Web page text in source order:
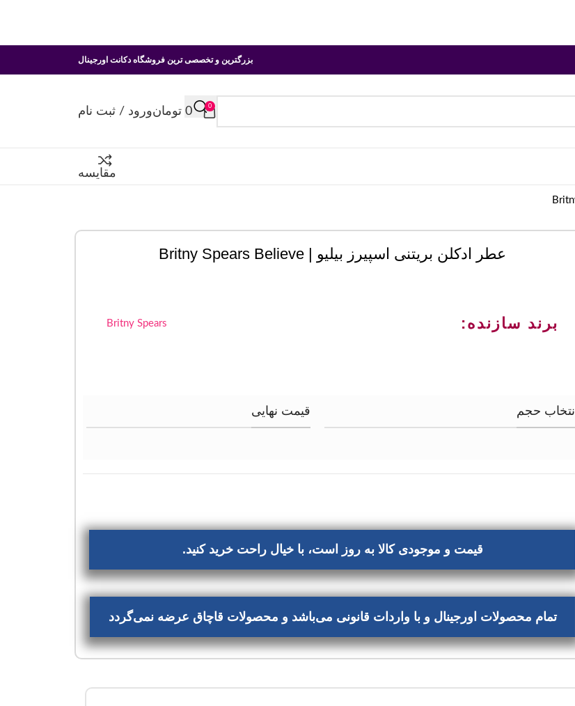
بزرگترین و تخصصی ترین فروشگاه دکانت اورجینال
0
0 تومانورود / ثبت نام
مقایسه
عطر ادکلن بریتنی اسپیرز بیلیو | Britny Spears Believe
برند سازنده: Britny Spears
انتخاب حجم قیمت نهایی
قیمت و موجودی کالا به روز است، با خیال راحت خرید کنید.
تمام محصولات اورجینال و با واردات قانونی می‌باشد و محصولات قاچاق عرضه نمی‌گردد